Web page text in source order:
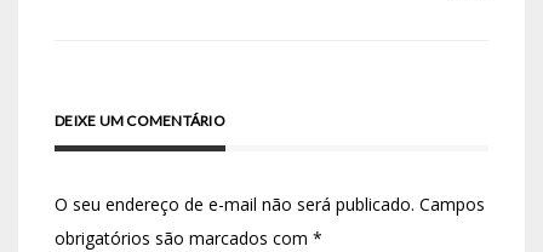
DEIXE UM COMENTÁRIO
O seu endereço de e-mail não será publicado. Campos
obrigatórios são marcados com *